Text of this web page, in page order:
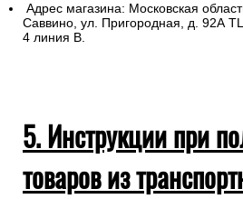
Адрес магазина: Московская
Саввино, ул. Пригородная, д. 92А
4 линия В.
5. Инструкции при
товаров из